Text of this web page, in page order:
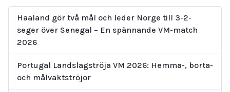
Haaland gör två mål och leder Norge till 3-2-
seger över Senegal – En spännande VM-match
2026
Portugal Landslagströja VM 2026: Hemma-, borta-
och målvaktströjor